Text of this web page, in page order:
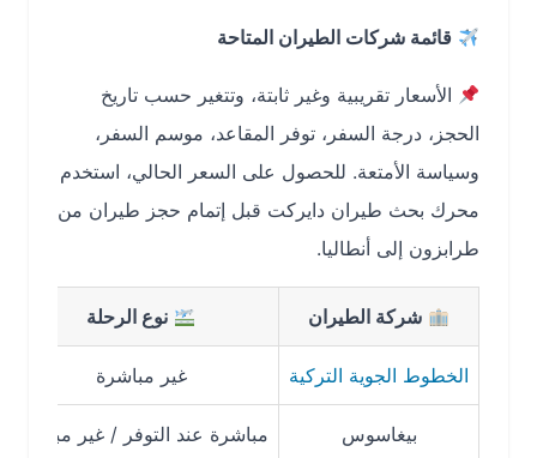
قائمة شركات الطيران المتاحة
الأسعار تقريبية وغير ثابتة، وتتغير حسب تاريخ
الحجز، درجة السفر، توفر المقاعد، موسم السفر،
وسياسة الأمتعة. للحصول على السعر الحالي، استخدم
محرك بحث طيران دايركت قبل إتمام حجز طيران من
طرابزون إلى أنطاليا.
شركة الطيران نوع الرحلة
الخطوط الجوية التركية غير مباشرة
بيغاسوس مباشرة عند التوفر / غير مباشرة